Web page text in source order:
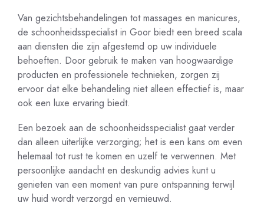
Van gezichtsbehandelingen tot massages en manicures,
de schoonheidsspecialist in Goor biedt een breed scala
aan diensten die zijn afgestemd op uw individuele
behoeften. Door gebruik te maken van hoogwaardige
producten en professionele technieken, zorgen zij
ervoor dat elke behandeling niet alleen effectief is, maar
ook een luxe ervaring biedt.
Een bezoek aan de schoonheidsspecialist gaat verder
dan alleen uiterlijke verzorging; het is een kans om even
helemaal tot rust te komen en uzelf te verwennen. Met
persoonlijke aandacht en deskundig advies kunt u
genieten van een moment van pure ontspanning terwijl
uw huid wordt verzorgd en vernieuwd.